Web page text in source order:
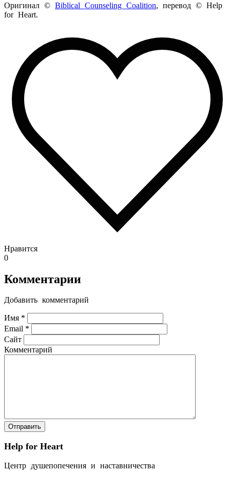
Оригинал © Biblical Counseling Coalition, перевод © Help
for Heart.
Нравится
0
Комментарии
Добавить комментарий
Имя *
Email *
Сайт
Комментарий
Help for Heart
Центр душепопечения и наставничества